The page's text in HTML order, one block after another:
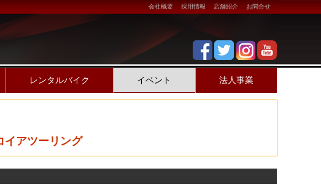
会社概要 採用情報 店舗紹介 お問合せ
レンタルバイク イベント 法人事業
イアツーリング